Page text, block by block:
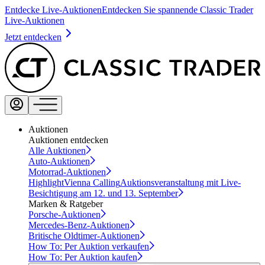
Entdecke Live-AuktionenEntdecken Sie spannende Classic Trader
Live-Auktionen
Jetzt entdecken
Auktionen
Auktionen entdecken
Alle Auktionen
Auto-Auktionen
Motorrad-Auktionen
HighlightVienna CallingAuktionsveranstaltung mit Live-
Besichtigung am 12. und 13. September
Marken & Ratgeber
Porsche-Auktionen
Mercedes-Benz-Auktionen
Britische Oldtimer-Auktionen
How To: Per Auktion verkaufen
How To: Per Auktion kaufen